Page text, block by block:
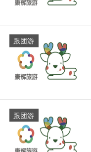
跟团游
跟团游